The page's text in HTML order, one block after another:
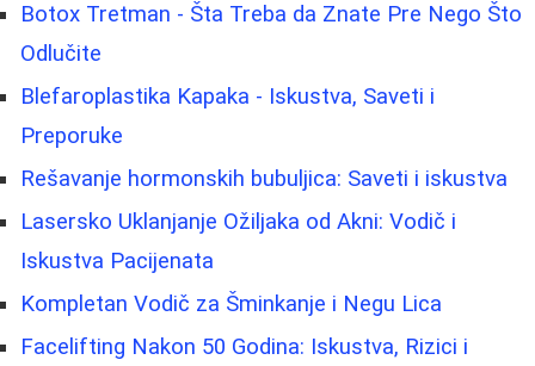
Botox Tretman - Šta Treba da Znate Pre Nego Što
Odlučite
Blefaroplastika Kapaka - Iskustva, Saveti i
Preporuke
Rešavanje hormonskih bubuljica: Saveti i iskustva
Lasersko Uklanjanje Ožiljaka od Akni: Vodič i
Iskustva Pacijenata
Kompletan Vodič za Šminkanje i Negu Lica
Facelifting Nakon 50 Godina: Iskustva, Rizici i